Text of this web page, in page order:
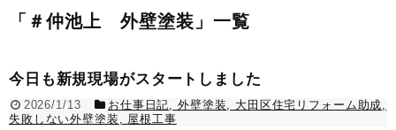
「 ＃仲池上 外壁塗装 」 一覧
今日も新規現場がスタートしました
2026/1/13 お仕事日記, 外壁塗装, 大田区住宅リフォーム助成,
失敗しない外壁塗装 , 屋根工事